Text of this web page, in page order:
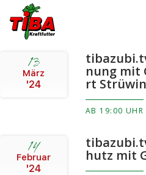
13
März
'24
nung mit
rt
AB 19:00 UHR
14
Februar
'24
hutz mit